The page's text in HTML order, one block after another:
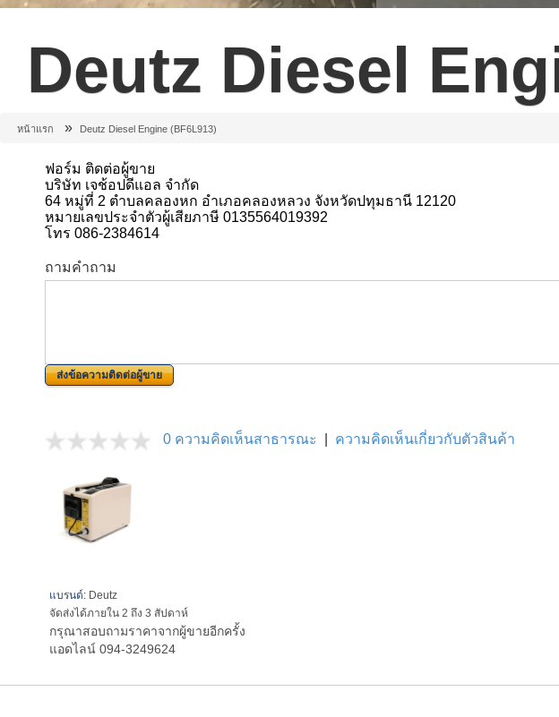
Deutz Diesel
หน้าแรก » Deutz Diesel Engine (BF6L913)
ฟอร์ม ติดต่อผู้ขาย
บริษัท เจช้อปดีแอล จำกัด
64 หมู่ที่ 2 ตำบลคลองหก อำเภอคลองหลวง จังหวัดปทุมธานี 12120
หมายเลขประจำตัวผู้เสียภาษี 0135564019392
โทร 086-2384614
ถามคำถาม
ส่งข้อความติดต่อผู้ขาย
0 ความคิดเห็นสาธารณะ ความคิดเห็นเกี่ยวกับตัวสินค้า
แบรนด์: Deutz
จัดส่งได้ภายใน 2 ถึง 3 สัปดาห์
กรุณาสอบถามราคาจากผู้ขายอีกครั้ง
แอดไลน์ 094-3249624